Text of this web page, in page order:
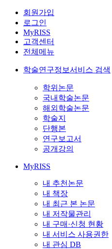
회원가입
로그인
MyRISS
고객센터
전체메뉴
학술연구정보서비스 검색
학위논문
국내학술논문
해외학술논문
학술지
단행본
연구보고서
공개강의
MyRISS
내 추천논문
내 책장
내 최근 본 논문
내 저작물관리
내 구매·신청 현황
내 서비스 사용권한
내 관심 DB